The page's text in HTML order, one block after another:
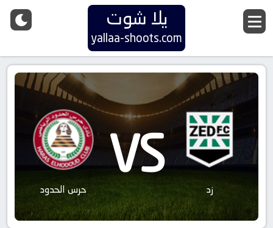
يلا شوت
yallaa-shoots.com
زد VS حرس الحدود